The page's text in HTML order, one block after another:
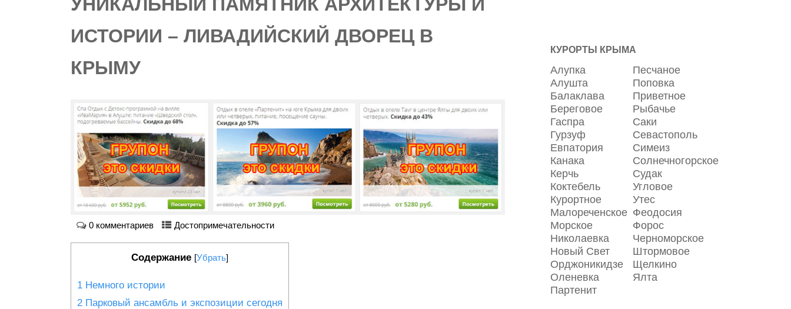
УНИКАЛЬНЫЙ ПАМЯТНИК АРХИТЕКТУРЫ И
ИСТОРИИ – ЛИВАДИЙСКИЙ ДВОРЕЦ В
КРЫМУ
0 комментариев Достопримечательности
Содержание [Убрать]
1 Немного истории
2 Парковый ансамбль и экспозиции сегодня
КУРОРТЫ КРЫМА
Алупка
Алушта
Балаклава
Береговое
Гаспра
Гурзуф
Евпатория
Канака
Керчь
Коктебель
Курортное
Малореченское
Морское
Николаевка
Новый Свет
Орджоникидзе
Оленевка
Партенит
Песчаное
Поповка
Приветное
Рыбачье
Саки
Севастополь
Симеиз
Солнечногорское
Судак
Угловое
Утес
Феодосия
Форос
Черноморское
Штормовое
Щелкино
Ялта